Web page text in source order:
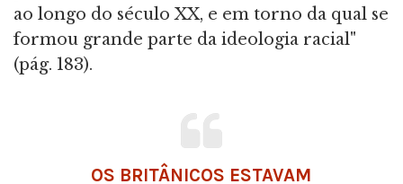
ao longo do século XX, e em torno da qual se
formou grande parte da ideologia racial"
(pág. 183).
OS BRITÂNICOS ESTAVAM